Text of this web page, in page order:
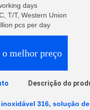
days
T/T, Western Union
pcs per day
o melhor preço
Descrição do
316, solução